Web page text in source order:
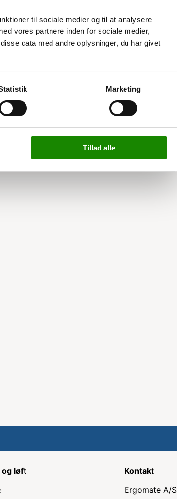
til sociale medier og til at analysere
vores partnere inden for sociale medier,
data med andre oplysninger, du har givet
Marketing
Tillad alle
og løft
Kontakt
Ergomate A/S